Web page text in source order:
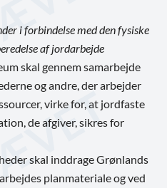
i forbindelse med den fysiske
af jordarbejde
skal gennem samarbejde
og andre, der arbejder
virke for, at jordfaste
de afgiver, sikres for
skal inddrage Grønlands
planmateriale og ved